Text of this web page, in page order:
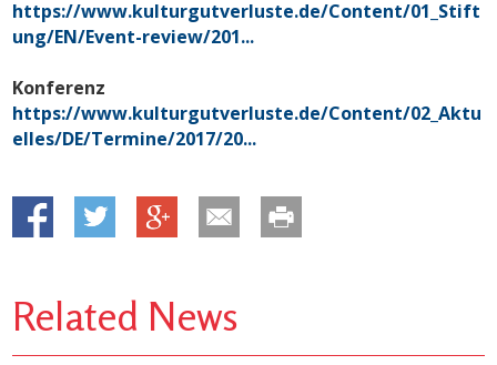
https://www.kulturgutverluste.de/Content/01_Stift
ung/EN/Event-review/201...
Konferenz
https://www.kulturgutverluste.de/Content/02_Aktu
elles/DE/Termine/2017/20...
Related News